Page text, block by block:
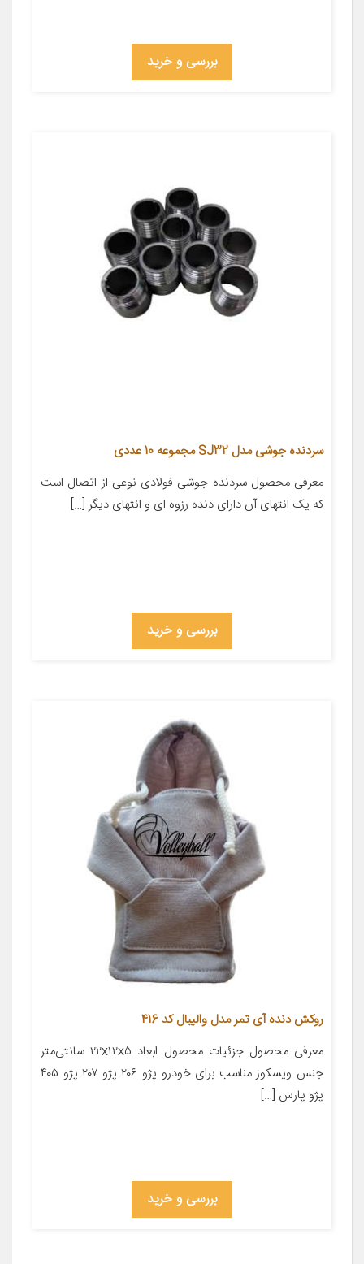
بررسی و خرید
سردنده جوشی مدل SJ32 مجموعه 10 عددی
معرفی محصول سردنده جوشی فولادی نوعی از اتصال است
که یک انتهای آن دارای دنده رزوه ای و انتهای دیگر […]
بررسی و خرید
روکش دنده آی تمر مدل والیبال کد 416
معرفی محصول جزئیات محصول ابعاد ۲۲x۱۲x۵ سانتی‌متر
جنس ویسکوز مناسب برای خودرو پژو ۲۰۶ پژو ۲۰۷ پژو ۴۰۵
پژو پارس […]
بررسی و خرید